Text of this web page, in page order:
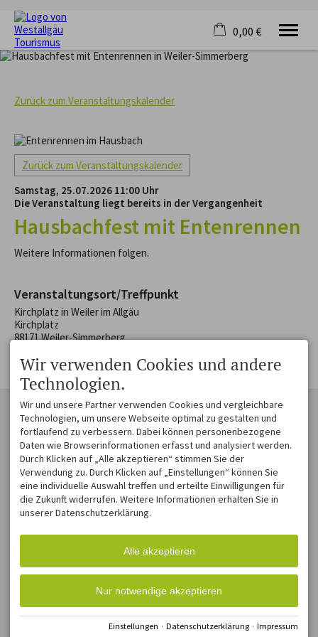
WANDERN
UNTERKÜNFTE
VERANSTALTUNGEN
SERVICE
0,00 €
Zurück zum Veranstaltungskalender
Zurück zum Veranstaltungskalender
Samstag, 25.07.2026 11:00 Uhr
Die Veranstaltung liegt bereits in der Vergangenheit
Hausbachfest mit Entenrennen
Weitere Informationen folgen.
Veranstaltungsort/Treffpunkt
Kirchplatz in Weiler im Allgäu
Kirchplatz
88171 Weiler-Simmerberg
KONTAKT
Westallgäu Tourismus e. V.
Museumsplatz 1
88161 Lindenberg im Allgäu
DEUTSCHLAND
Tel.+49 8382 270 431
Fax +49 8382 270 774 31
info@westallgaeu.de
ZAUBER EINER
MOSAIKLANDSCHAFT
Voralpenlandschaft voller
Schönheit und Harmonie. Die
Hügel sind sanft
geschwungen, die Täler
lieblich und weit. Und am
Horizont bilden
schneebedeckte Berge den
zauberhaftes
Landschaftsmosaik aus
blühenden Wiesen, stillen
Wäldern, malerischen
Dörfern und einsam
Wir verwenden Cookies und andere
Technologien.
Wir und unsere Partner verwenden Cookies und vergleichbare
Technologien, um unsere Webseite optimal zu gestalten und
fortlaufend zu verbessern. Dabei können personenbezogene
Daten wie Browserinformationen erfasst und analysiert werden.
Durch Klicken auf „Alle akzeptieren“ stimmen Sie der
Verwendung zu. Durch Klicken auf „Einstellungen“ können Sie
eine individuelle Auswahl treffen und erteilte Einwilligungen für
die Zukunft widerrufen. Weitere Informationen erhalten Sie in
unserer Datenschutzerklärung.
Alle akzeptieren
Nur notwendige akzeptieren
Einstellungen · Datenschutzerklärung · Impressum